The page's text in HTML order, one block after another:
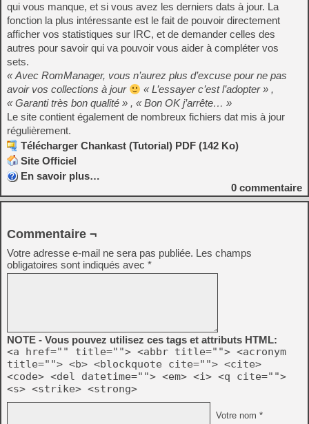
qui vous manque, et si vous avez les derniers dats à jour. La
fonction la plus intéressante est le fait de pouvoir directement
afficher vos statistiques sur IRC, et de demander celles des
autres pour savoir qui va pouvoir vous aider à compléter vos
sets.
« Avec RomManager, vous n’aurez plus d’excuse pour ne pas
avoir vos collections à jour
« L’essayer c’est l’adopter » ,
« Garanti très bon qualité » , « Bon OK j’arrête… »
Le site contient également de nombreux fichiers dat mis à jour
régulièrement.
Télécharger Chankast (Tutorial) PDF (142 Ko)
Site Officiel
En savoir plus…
0 commentaire
Commentaire ¬
Votre adresse e-mail ne sera pas publiée. Les champs
obligatoires sont indiqués avec *
NOTE - Vous pouvez utilisez ces tags et attributs HTML:
<a href="" title=""> <abbr title=""> <acronym
title=""> <b> <blockquote cite=""> <cite>
<code> <del datetime=""> <em> <i> <q cite="">
<s> <strike> <strong>
Votre nom *